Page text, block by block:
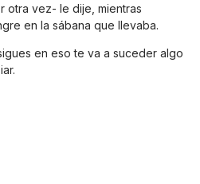
otra vez- le dije, mientras
en la sábana que llevaba.
en eso te va a suceder algo